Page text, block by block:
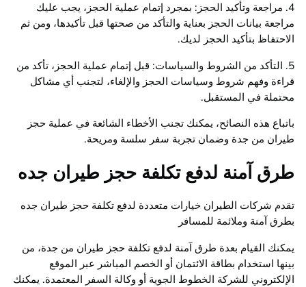
4. مراجعة وتأكيد الحجز: بمجرد إتمام عملية الحجز، يجب عليك
مراجعة بيانات الحجز بعناية والتأكد من صحتها قبل تأكيدها، ومن ثم
الاحتفاظ بتأكيد الحجز لديك.
5. التأكد من الشروط والسياسات: قبل إتمام عملية الحجز، تأكد من
قراءة وفهم شروط وسياسات الحجز والإلغاء، لتجنب أي مشاكل
محتملة في المستقبل.
باتباع هذه النصائح، يمكنك تجنب الأخطاء الشائعة في عملية حجز
طيران من جدة وضمان تجربة سفر سلسة ومريحة.
طرق آمنة لدفع تكلفة حجز طيران جده
تقدم شركات الطيران خيارات متعددة لدفع تكلفة حجز طيران جده
بطرق آمنة وملائمة للمسافر
يمكنك القيام بعدة طرق آمنة لدفع تكلفة حجز طيران من جدة، من
بينها استخدام بطاقة الائتمان أو الخصم المباشر عبر الموقع
الإلكتروني للشركة الخطوط الجوية أو وكالة السفر المعتمدة. يمكنك